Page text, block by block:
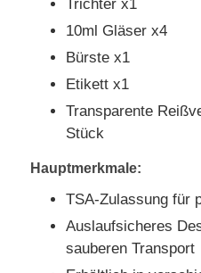
Trichter x1
10ml Gläser x4
Bürste x1
Etikett x1
Transparente
Stück
Hauptmerkmale:
TSA-Zulassung für
Auslaufsicheres
sauberen Transport